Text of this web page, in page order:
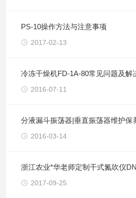
PS-10操作方法与注意事项
2017-02-13
冷冻干燥机FD-1A-80常见问题及解
2016-07-11
分液漏斗振荡器|垂直振荡器维护保
2016-03-14
浙江农业*华老师定制干式氮吹仪
2017-09-25